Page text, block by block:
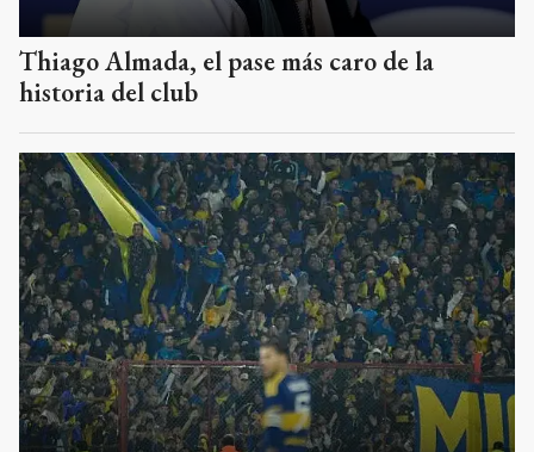
Thiago Almada, el pase más caro de la
historia del club